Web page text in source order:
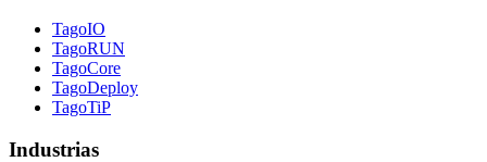
TagoIO
TagoRUN
TagoCore
TagoDeploy
TagoTiP
Industrias